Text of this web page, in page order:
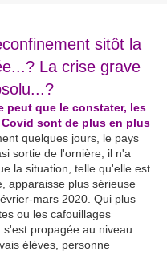
sitôt la
La crise grave
peut que le constater, les
sont de plus en plus
quelques jours, le pays
sortie de l'ornière, il n'a
la situation, telle qu'elle est
apparaisse plus sérieuse
mars 2020. Qui plus
ou les cafouillages
propagée au niveau
élèves, personne